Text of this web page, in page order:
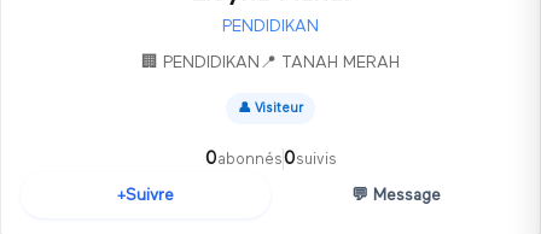
PENDIDIKAN
🏢 PENDIDIKAN 📍 TANAH MERAH
👤 Visiteur
0abonnés0suivis
+Suivre 💬 Message